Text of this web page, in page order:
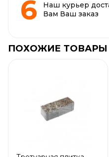
Наш курьер
Вам Ваш заказ
ПОХОЖИЕ ТОВАРЫ